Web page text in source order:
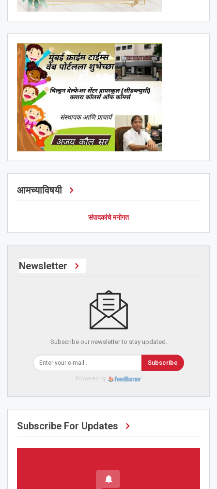
आमच्याविषयी
संपादकांचे मनोगत
Newsletter
Subscribe our newsletter to stay updated.
Subscribe
Powered by
Subscribe For Updates